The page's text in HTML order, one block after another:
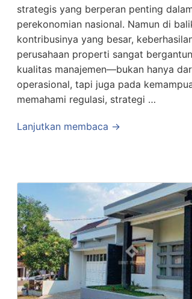
strategis yang berperan penting
perekonomian nasional. Namun di
kontribusinya yang besar,
perusahaan properti sangat
kualitas manajemen—bukan hanya
operasional, tapi juga pada
memahami regulasi, strategi …
Lanjutkan membaca →